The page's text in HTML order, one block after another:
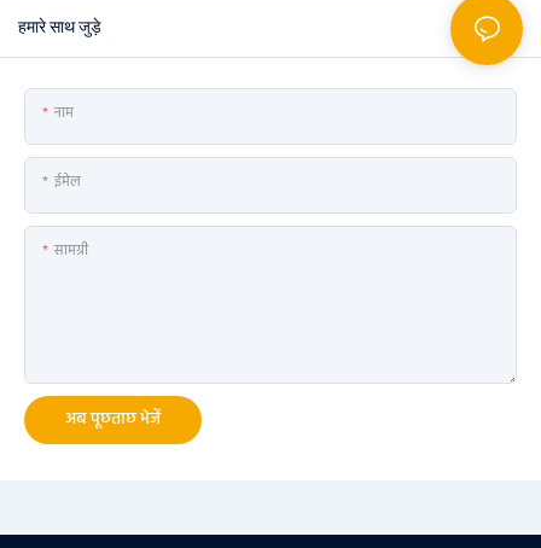
हमारे साथ जुड़े
नाम
ईमेल
सामग्री
अब पूछताछ भेजें